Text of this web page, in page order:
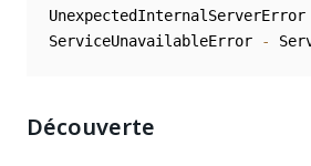
UnexpectedInternalServerError
ServiceUnavailableError
-
Découverte